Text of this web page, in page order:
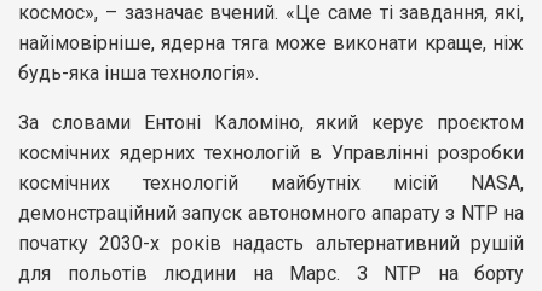
космос», – зазначає вчений. «Це саме ті завдання, які,
найімовірніше, ядерна тяга може виконати краще, ніж
будь-яка інша технологія».
За словами Ентоні Каломіно, який керує проєктом
космічних ядерних технологій в Управлінні розробки
космічних технологій майбутніх місій NASA,
демонстраційний запуск автономного апарату з NTP на
початку 2030-х років надасть альтернативний рушій
для польотів людини на Марс. З NTP на борту